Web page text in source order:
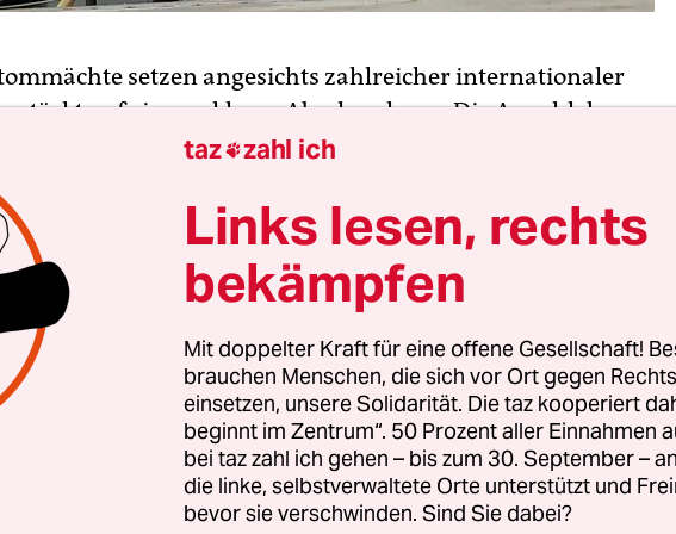
setzen angesichts zahlreicher internationaler
auf eine nukleare Abschreckung. Die Anzahl der
Atomsprengköpfe steigt kontinuierlich, wie aus dem
Jahresbericht des Stockholmer
Sipri hervorgeht. Zwar würden
Sprengköpfe demontiert und die weltweite Zahl der
sinke seit Jahrzehnten. Zugleich würden aber immer mehr
einsatzfähig gehalten.
der in der Entwicklung befindlichen Kernwaffen hat
da Staaten verstärkt auf nukleare
setzen. Vom weltweiten Gesamtbestand der
12.121 Sprengköpfe im Januar 2024 befanden sich
in militärischen Lagerbeständen für den potenziellen
taz zahl ich
Links lesen, rechts
bekämpfen
Mit doppelter Kraft für eine offene Gesellschaft!
brauchen Menschen, die sich vor Ort gegen
einsetzen, unsere Solidarität. Die taz kooperiert
beginnt im Zentrum“. 50 Prozent aller Einnahmen
bei taz zahl ich gehen – bis zum 30. September –
die linke, selbstverwaltete Orte unterstützt und
bevor sie verschwinden. Sind Sie dabei?